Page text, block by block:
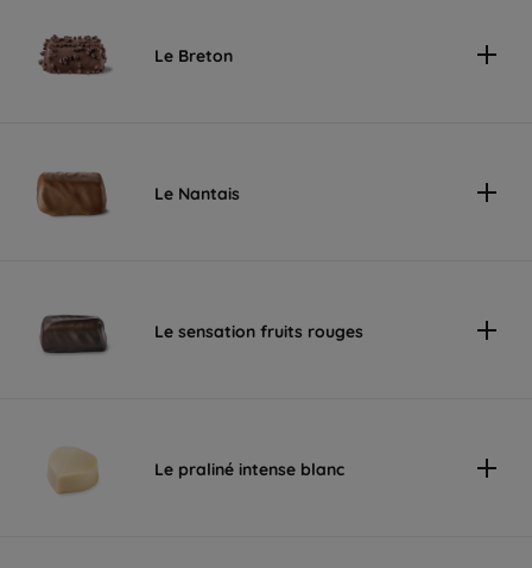
Le Breton
Le Nantais
Le sensation fruits rouges
Le praliné intense blanc